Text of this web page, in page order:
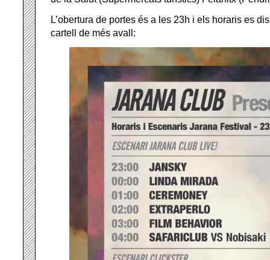
L’obertura de portes és a les 23h i els horaris es
cartell de més avall: